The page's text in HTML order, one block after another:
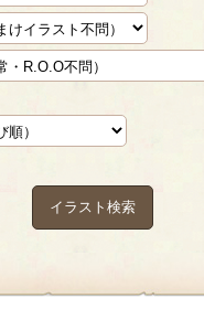
イラスト検索